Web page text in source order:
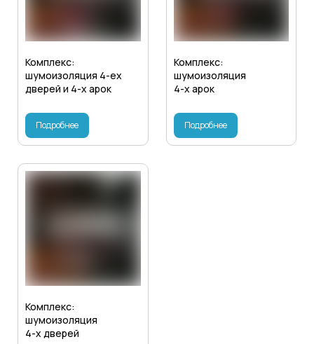
Комплекс:
шумоизоляция 4-ех
дверей и 4-х арок
Подробнее
Комплекс:
шумоизоляция
4-х арок
Подробнее
Комплекс:
шумоизоляция
4-х дверей